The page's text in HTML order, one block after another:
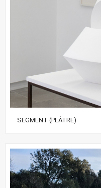
SEGMENT (PLÂTRE)